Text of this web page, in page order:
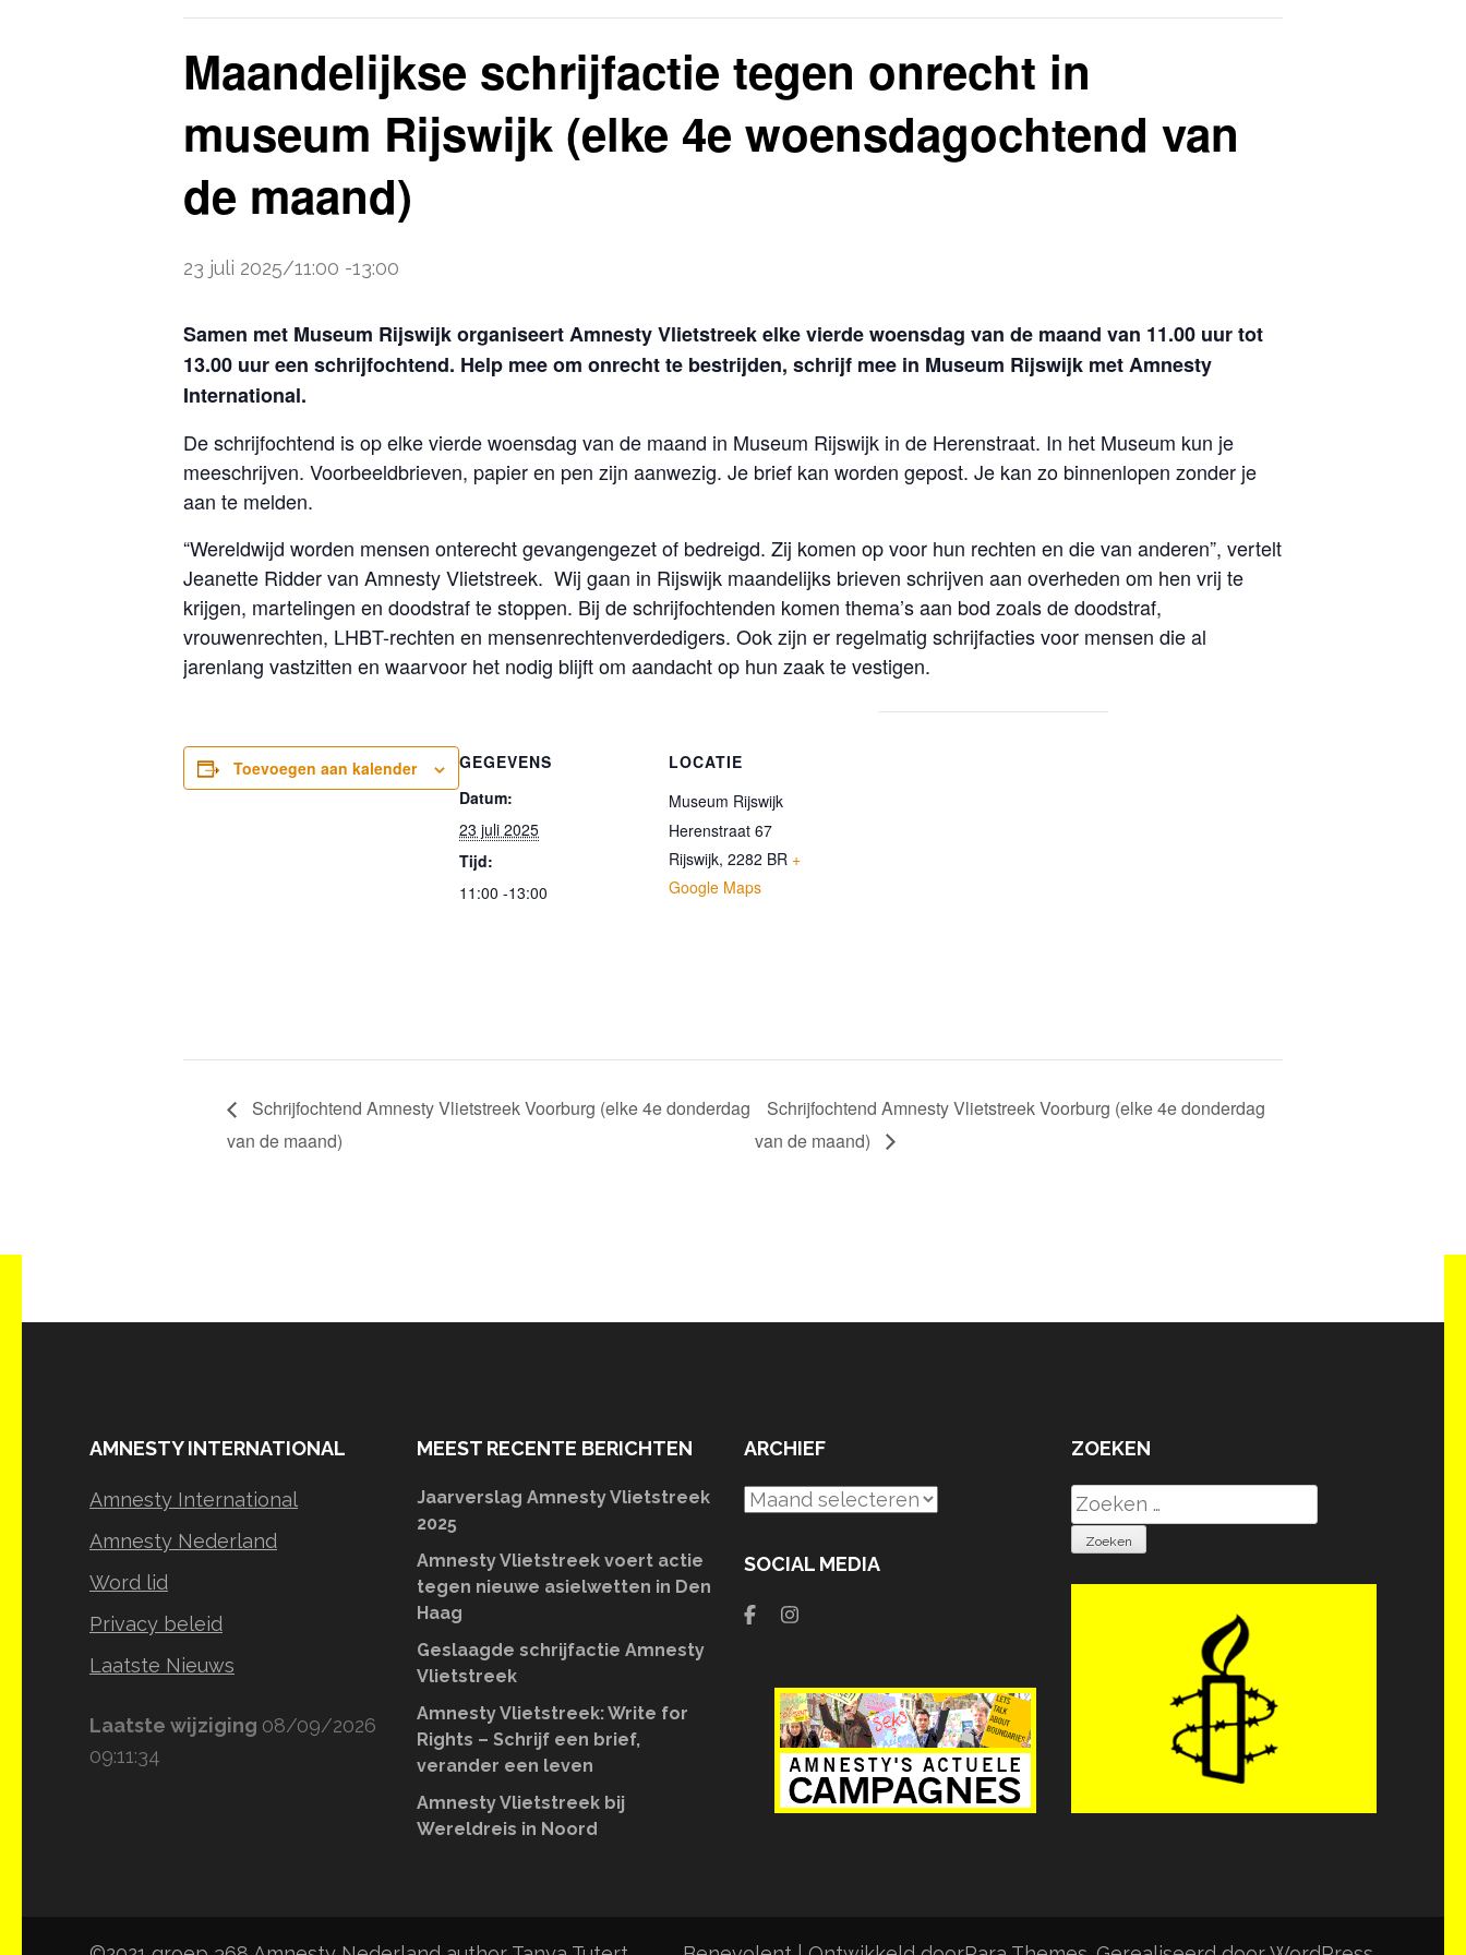
Maandelijkse schrijfactie tegen onrecht in
museum Rijswijk (elke 4e woensdagochtend van
de maand)
23 juli 2025/11:00 -13:00
Samen met Museum Rijswijk organiseert Amnesty Vlietstreek elke vierde woensdag van de maand van 11.00 uur tot
13.00 uur een schrijfochtend. Help mee om onrecht te bestrijden, schrijf mee in Museum Rijswijk met Amnesty
International.
De schrijfochtend is op elke vierde woensdag van de maand in Museum Rijswijk in de Herenstraat. In het Museum kun je
meeschrijven. Voorbeeldbrieven, papier en pen zijn aanwezig. Je brief kan worden gepost. Je kan zo binnenlopen zonder je
aan te melden.
“Wereldwijd worden mensen onterecht gevangengezet of bedreigd. Zij komen op voor hun rechten en die van anderen”, vertelt
Jeanette Ridder van Amnesty Vlietstreek. Wij gaan in Rijswijk maandelijks brieven schrijven aan overheden om hen vrij te
krijgen, martelingen en doodstraf te stoppen. Bij de schrijfochtenden komen thema’s aan bod zoals de doodstraf,
vrouwenrechten, LHBT-rechten en mensenrechtenverdedigers. Ook zijn er regelmatig schrijfacties voor mensen die al
jarenlang vastzitten en waarvoor het nodig blijft om aandacht op hun zaak te vestigen.
Toevoegen aan kalender
GEGEVENS
Datum:
23 juli 2025
Tijd:
11:00 -13:00
LOCATIE
Museum Rijswijk
Herenstraat 67
Rijswijk, 2282 BR +
Google Maps
Schrijfochtend Amnesty Vlietstreek Voorburg (elke 4e donderdag
van de maand)
Schrijfochtend Amnesty Vlietstreek Voorburg (elke 4e donderdag
van de maand)
AMNESTY INTERNATIONAL
Amnesty International
Amnesty Nederland
Word lid
Privacy beleid
Laatste Nieuws
Laatste wijziging 08/09/2026
09:11:34
MEEST RECENTE BERICHTEN
Jaarverslag Amnesty Vlietstreek
2025
Amnesty Vlietstreek voert actie
tegen nieuwe asielwetten in Den
Haag
Geslaagde schrijfactie Amnesty
Vlietstreek
Amnesty Vlietstreek: Write for
Rights – Schrijf een brief,
verander een leven
Amnesty Vlietstreek bij
Wereldreis in Noord
ARCHIEF
Archief
SOCIAL MEDIA
ZOEKEN
Zoeken
naar: